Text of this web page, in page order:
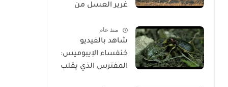
غرير العسل من
منذ عام
شاهد بالفيديو
خنفساء الإيبوميس:
المفترس الذي يقلب